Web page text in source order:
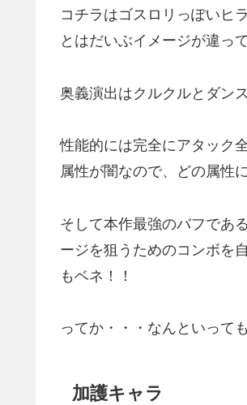
コチラはゴスロリっぽいヒ
とはだいぶイメージが違っ
奥義演出はクルクルとダン
性能的には完全にアタック
属性が闇なので、どの属性
そして本作最強のバフであ
ージを狙うためのコンボを
もベネ！！
ってか・・・なんといって
加護キャラ